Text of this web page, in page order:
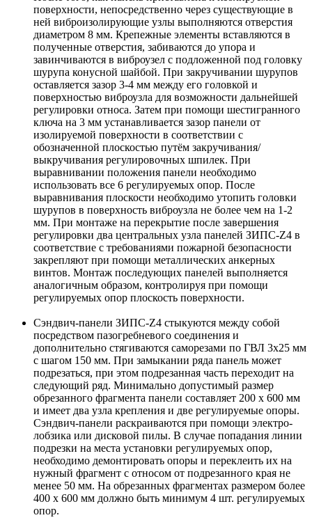
поверхности, непосредственно через существующие в
ней виброизолирующие узлы выполняются отверстия
диаметром 8 мм. Крепежные элементы вставляются в
полученные отверстия, забиваются до упора и
завинчиваются в виброузел с подложенной под головку
шурупа конусной шайбой. При закручивании шурупов
оставляется зазор 3-4 мм между его головкой и
поверхностью виброузла для возможности дальнейшей
регулировки относа. Затем при помощи шестигранного
ключа на 3 мм устанавливается зазор панели от
изолируемой поверхности в соответствии с
обозначенной плоскостью путём закручивания/
выкручивания регулировочных шпилек. При
выравнивании положения панели необходимо
использовать все 6 регулируемых опор. После
выравнивания плоскости необходимо утопить головки
шурупов в поверхность виброузла не более чем на 1-2
мм. При монтаже на перекрытие после завершения
регулировки два центральных узла панелей ЗИПС-Z4 в
соответствие с требованиями пожарной безопасности
закрепляют при помощи металлических анкерных
винтов. Монтаж последующих панелей выполняется
аналогичным образом, контролируя при помощи
регулируемых опор плоскость поверхности.
Сэндвич-панели ЗИПС-Z4 стыкуются между собой
посредством пазогребневого соединения и
дополнительно стягиваются саморезами по ГВЛ 3х25 мм
с шагом 150 мм. При замыкании ряда панель может
подрезаться, при этом подрезанная часть переходит на
следующий ряд. Минимально допустимый размер
обрезанного фрагмента панели составляет 200 х 600 мм
и имеет два узла крепления и две регулируемые опоры.
Сэндвич-панели раскраиваются при помощи электро-
лобзика или дисковой пилы. В случае попадания линии
подрезки на места установки регулируемых опор,
необходимо демонтировать опоры и переклеить их на
нужный фрагмент с относом от подрезанного края не
менее 50 мм. На обрезанных фрагментах размером более
400 х 600 мм должно быть минимум 4 шт. регулируемых
опор.